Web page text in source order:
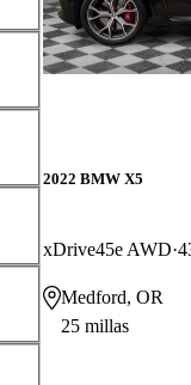
2022 BMW X5
xDrive45e AWD
Medford, OR
25 millas